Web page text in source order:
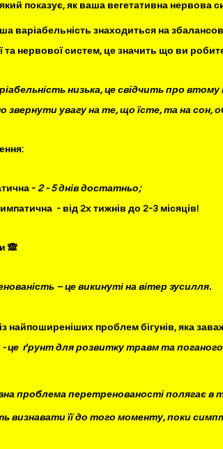
показує, як ваша вегетативна нервова
варіабельність знаходиться на
та нервової систем, це значить що ви
низька, це свідчить про
звернути увагу на те, що їсте, та на сон,
- 2 - 5 днів достатньо;
- від 2х тижнів до 2-3 місяців!
🙈
– це викинуті на вітер зусилля.
найпоширеніших проблем бігунів, яка
це  ґрунт для розвитку травм та
проблема перетренованості полягає в
визнавати її до того моменту, поки